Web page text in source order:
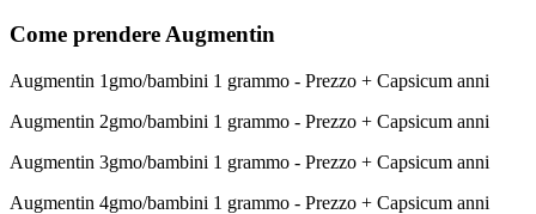
Come prendere Augmentin
Augmentin 1gmo/bambini 1 grammo - Prezzo + Capsicum anni
Augmentin 2gmo/bambini 1 grammo - Prezzo + Capsicum anni
Augmentin 3gmo/bambini 1 grammo - Prezzo + Capsicum anni
Augmentin 4gmo/bambini 1 grammo - Prezzo + Capsicum anni